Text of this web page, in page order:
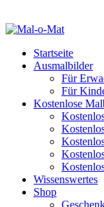
Startseite
Ausmalbilder
Für
Für
Kostenlose
Wissenswertes
Shop